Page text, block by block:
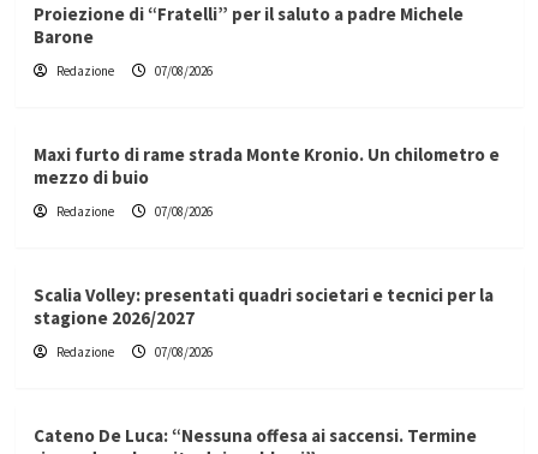
Proiezione di “Fratelli” per il saluto a padre Michele
Barone
Redazione 07/08/2026
Maxi furto di rame strada Monte Kronio. Un chilometro e
mezzo di buio
Redazione 07/08/2026
Scalia Volley: presentati quadri societari e tecnici per la
stagione 2026/2027
Redazione 07/08/2026
Cateno De Luca: “Nessuna offesa ai saccensi. Termine